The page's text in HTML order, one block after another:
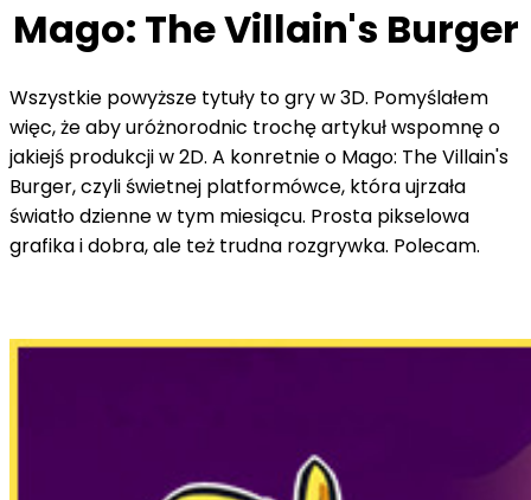
Mago: The Villain's Burger
Wszystkie powyższe tytuły to gry w 3D. Pomyślałem
więc, że aby uróżnorodnic trochę artykuł wspomnę o
jakiejś produkcji w 2D. A konretnie o Mago: The Villain's
Burger, czyli świetnej platformówce, która ujrzała
światło dzienne w tym miesiącu. Prosta pikselowa
grafika i dobra, ale też trudna rozgrywka. Polecam.